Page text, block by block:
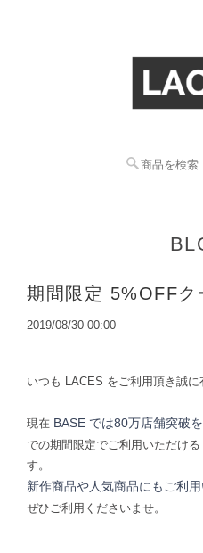
期間限定 5%OFFク
2019/08/30 00:00
いつも LACES をご利用頂き誠に
現在 BASE では80万店舗突破
での期間限定でご利用いただける
す。
新作商品や人気商品にもご利用
ぜひご利用くださいませ。